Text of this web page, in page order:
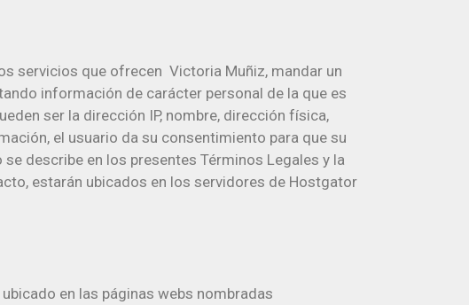
servicios que ofrecen Victoria Muñiz, mandar un
información de carácter personal de la que es
ser la dirección IP, nombre, dirección física,
el usuario da su consentimiento para que su
describe en los presentes Términos Legales y la
estarán ubicados en los servidores de Hostgator
en las páginas webs nombradas